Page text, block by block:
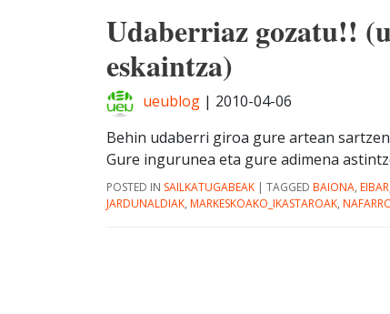
Udaberriaz gozatu!!
eskaintza)
ueublog | 2010-04-06
Behin udaberri giroa gure artean
Gure ingurunea eta gure adimena
POSTED IN SAILKATUGABEAK | TAGGED BAIONA, EIBAR
JARDUNALDIAK, MARKESKOAKO_IKASTAROAK,